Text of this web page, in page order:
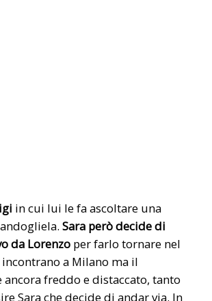
in cui lui le fa ascoltare una
Sara però decide di
da Lorenzo per farlo tornare nel
a Milano ma il
ancora freddo e distaccato, tanto
Sara che decide di andar via. In